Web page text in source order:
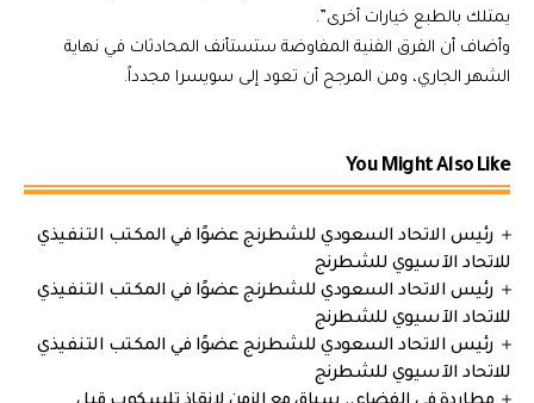
يمتلك بالطبع خيارات أخرى”.
وأضاف أن الفرق الفنية المفاوضة ستستأنف المحادثات في نهاية
الشهر الجاري، ومن المرجح أن تعود إلى سويسرا مجدداً.
You Might Also Like
رئيس الاتحاد السعودي للشطرنج عضوًا في المكتب التنفيذي
للاتحاد الآسيوي للشطرنج
رئيس الاتحاد السعودي للشطرنج عضوًا في المكتب التنفيذي
للاتحاد الآسيوي للشطرنج
رئيس الاتحاد السعودي للشطرنج عضوًا في المكتب التنفيذي
للاتحاد الآسيوي للشطرنج